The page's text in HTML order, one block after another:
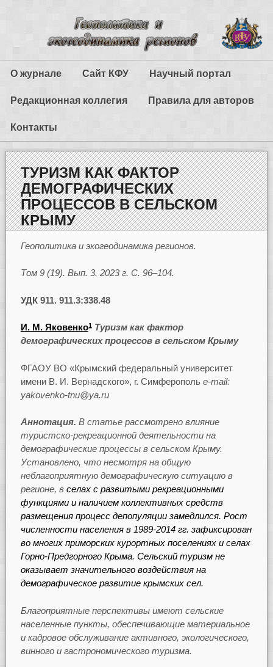
О журнале Сайт КФУ Научный портал
Редакционная коллегия Правила для авторов
Контакты
ТУРИЗМ КАК ФАКТОР
ДЕМОГРАФИЧЕСКИХ
ПРОЦЕССОВ В СЕЛЬСКОМ
КРЫМУ
Геополитика и экогеодинамика регионов.
Том 9 (19). Вып. 3. 2023 г. С. 96–104.
УДК 911. 911.3:338.48
И. М. Яковенко1 Туризм как фактор
демографических процессов в сельском Крыму
ФГАОУ ВО «Крымский федеральный университет
имени В. И. Вернадского», г. Симферополь e-mail:
yakovenko-tnu@ya.ru
Аннотация. В статье рассмотрено влияние
туристско-рекреационной деятельности на
демографические процессы в сельском Крыму.
Установлено, что несмотря на общую
неблагоприятную демографическую ситуацию в
регионе, в селах с развитыми рекреационными
функциями и наличием коллективных средств
размещения процесс депопуляции замедлился. Рост
численности населения в 1989-2014 гг. зафиксирован
во многих приморских курортных поселениях и селах
Горно-Предгорного Крыма. Сельский туризм не
оказывает значительного воздействия на
демографическое развитие крымских сел.
Благоприятные перспективы имеют сельские
населенные пункты, обеспечивающие материальное
и кадровое обслуживание активного, экологического,
винного и гастрономического туризма.